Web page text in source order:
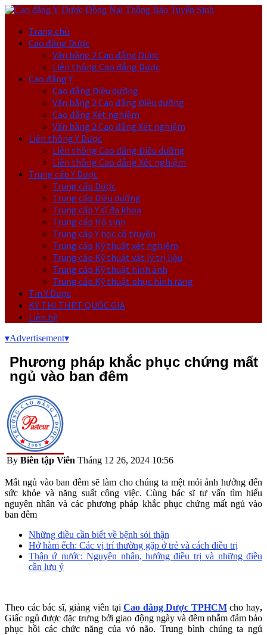
Trang chủ
Cao đẳng Dược
Văn bằng 2 Cao đẳng Dược
Liên thông Cao đẳng Dược
Cao đẳng Y
Cao đẳng Điều dưỡng
Văn bằng 2 Cao đẳng Điều dưỡng
Cao đẳng Xét nghiệm
Văn bằng 2 Cao đẳng Xét nghiệm
Liên thông Y Dược
Liên thông Cao đẳng Điều dưỡng
Liên thông Cao đẳng Xét nghiệm
Trung cấp Y Dược
Trung cấp Dược
Trung cấp Điều dưỡng
Trung cấp Y sĩ đa khoa
Trung cấp Hộ sinh
Trung cấp Y học cổ truyền
Trung cấp Kỹ thuật xét nghiệm
Trung cấp Kỹ thuật vật lý trị liệu
Trung cấp Kỹ thuật hình ảnh
Trung cấp Kỹ thuật phục hình răng
Tin Y Dược
KỲ THI THPT QUỐC GIA
Liên hệ
▾Advertisement▾
Phương pháp khắc phục chứng mất
ngủ vào ban đêm
By Biên tập Viên Tháng 12 26, 2024 10:56
Mất ngủ vào ban đêm sẽ làm cho chúng ta mệt mỏi ảnh hưởng đến
sức khỏe và năng suất công việc. Cùng bác sĩ tư vấn tìm hiểu
nguyên nhân và các phương pháp khắc phục chứng mất ngủ vào
ban đêm
Những điều cần biết về bệnh sỏi thận
Hở hàm ếch: Các vị trí thường gặp ở trẻ và cách điều trị
Thận ứ nước: Nguyên nhân, hướng điều trị và những điều
cần lưu ý
Theo các bác sĩ, giảng viên tại Cao đẳng Dược TPHCM cho hay,
Giấc ngủ được đặc trưng bởi giao động ngày và đêm nhằm đảm bảo
phục hồi các chức năng của vỏ não. Trung bình chúng ta ngủ